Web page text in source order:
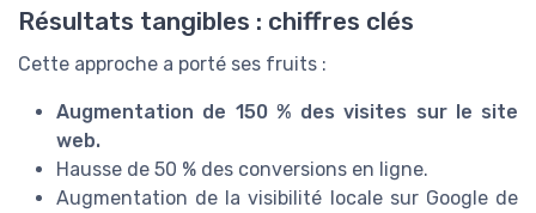
Résultats tangibles : chiffres clés
Cette approche a porté ses fruits :
Augmentation de 150 % des visites sur le site
web.
Hausse de 50 % des conversions en ligne.
Augmentation de la visibilité locale sur Google de